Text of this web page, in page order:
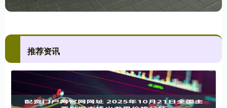
推荐资讯